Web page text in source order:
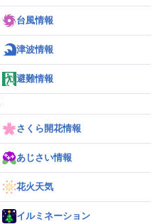
台風情報
津波情報
避難情報
さくら開花情報
あじさい情報
花火天気
イルミネーション